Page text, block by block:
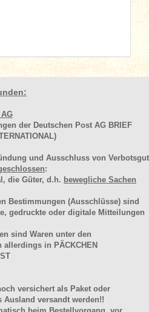
der Deutschen Post AG BRIEF
und Ausschluss von Verbotsgut
:
die Güter, d.h. bewegliche Sachen
Bestimmungen (Ausschlüsse) sind
gedruckte oder digitale Mitteilungen
sind Waren unter den
in PÄCKCHEN
versichert als Paket oder
versandt werden!!